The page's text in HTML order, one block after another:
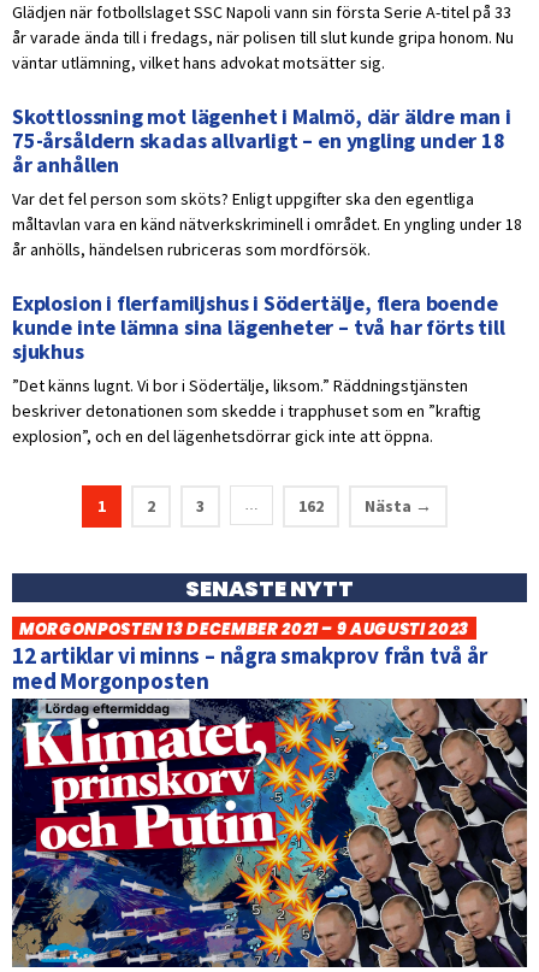
Glädjen när fotbollslaget SSC Napoli vann sin första Serie A-titel på 33
år varade ända till i fredags, när polisen till slut kunde gripa honom. Nu
väntar utlämning, vilket hans advokat motsätter sig.
Skottlossning mot lägenhet i Malmö, där äldre man i
75-årsåldern skadas allvarligt – en yngling under 18
år anhållen
Var det fel person som sköts? Enligt uppgifter ska den egentliga
måltavlan vara en känd nätverkskriminell i området. En yngling under 18
år anhölls, händelsen rubriceras som mordförsök.
Explosion i flerfamiljshus i Södertälje, flera boende
kunde inte lämna sina lägenheter – två har förts till
sjukhus
”Det känns lugnt. Vi bor i Södertälje, liksom.” Räddningstjänsten
beskriver detonationen som skedde i trapphuset som en ”kraftig
explosion”, och en del lägenhetsdörrar gick inte att öppna.
1 2 3 … 162 Nästa →
SENASTE NYTT
MORGONPOSTEN 13 DECEMBER 2021 – 9 AUGUSTI 2023
12 artiklar vi minns – några smakprov från två år
med Morgonposten